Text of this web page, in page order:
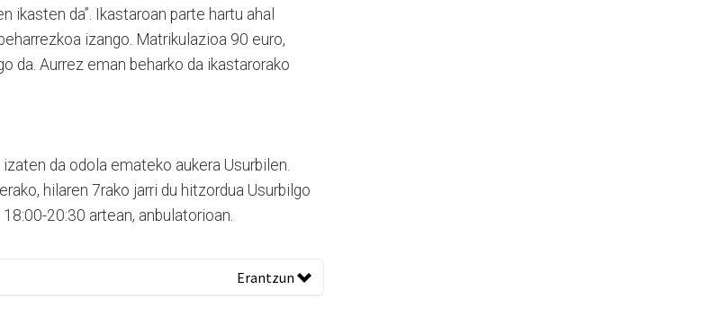
da”. Ikastaroan parte hartu ahal
izango. Matrikulazioa 90 euro,
da. Aurrez eman beharko da ikastarorako
da odola emateko aukera Usurbilen.
hilaren 7rako jarri du hitzordua Usurbilgo
20:30 artean, anbulatorioan.
Erantzun